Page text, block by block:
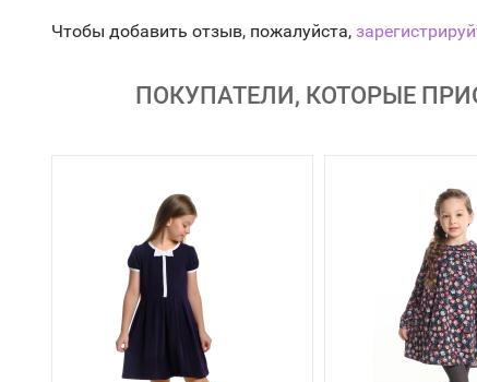
Чтобы добавить отзыв, пожалуйста,
ПОКУПАТЕЛИ, КОТОРЫЕ